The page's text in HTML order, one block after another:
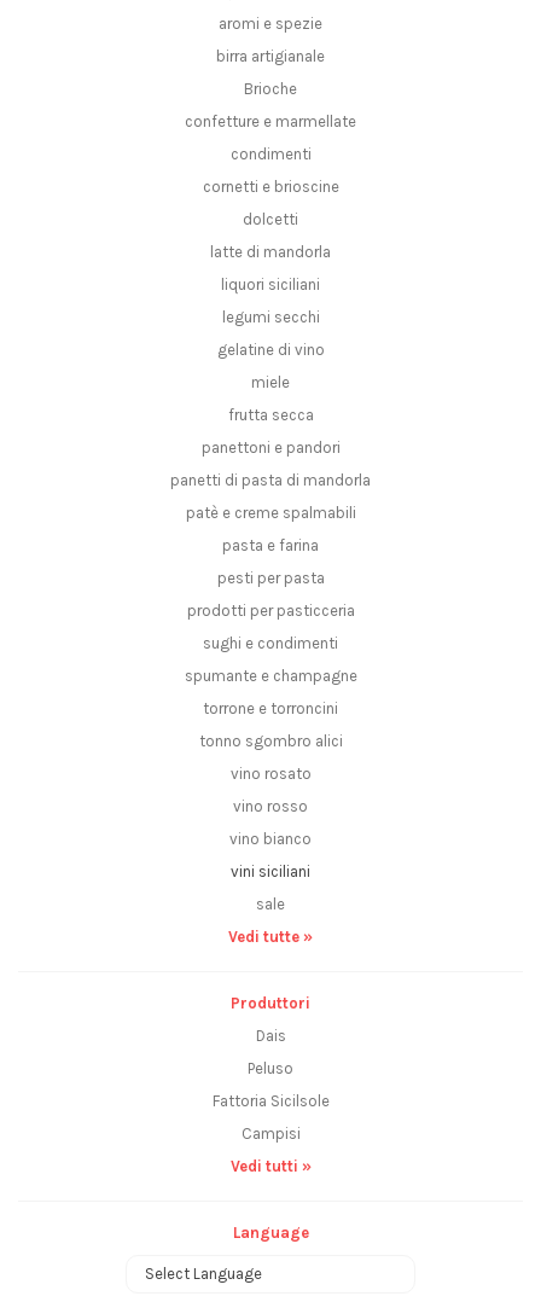
aromi e spezie
birra artigianale
Brioche
confetture e marmellate
condimenti
cornetti e brioscine
dolcetti
latte di mandorla
liquori siciliani
legumi secchi
gelatine di vino
miele
frutta secca
panettoni e pandori
panetti di pasta di mandorla
patè e creme spalmabili
pasta e farina
pesti per pasta
prodotti per pasticceria
sughi e condimenti
spumante e champagne
torrone e torroncini
tonno sgombro alici
vino rosato
vino rosso
vino bianco
vini siciliani
sale
Vedi tutte »
Produttori
Dais
Peluso
Fattoria Sicilsole
Campisi
Vedi tutti »
Language